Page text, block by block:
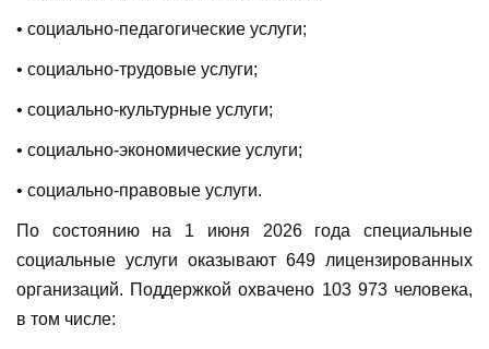
• социально-педагогические услуги;
• социально-трудовые услуги;
• социально-культурные услуги;
• социально-экономические услуги;
• социально-правовые услуги.
По состоянию на 1 июня 2026 года специальные
социальные услуги оказывают 649 лицензированных
организаций. Поддержкой охвачено 103 973 человека,
в том числе: